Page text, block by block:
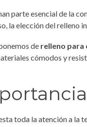
parte esencial de la
la elección del relleno
de relleno para
cómodos y
toda la atención a la